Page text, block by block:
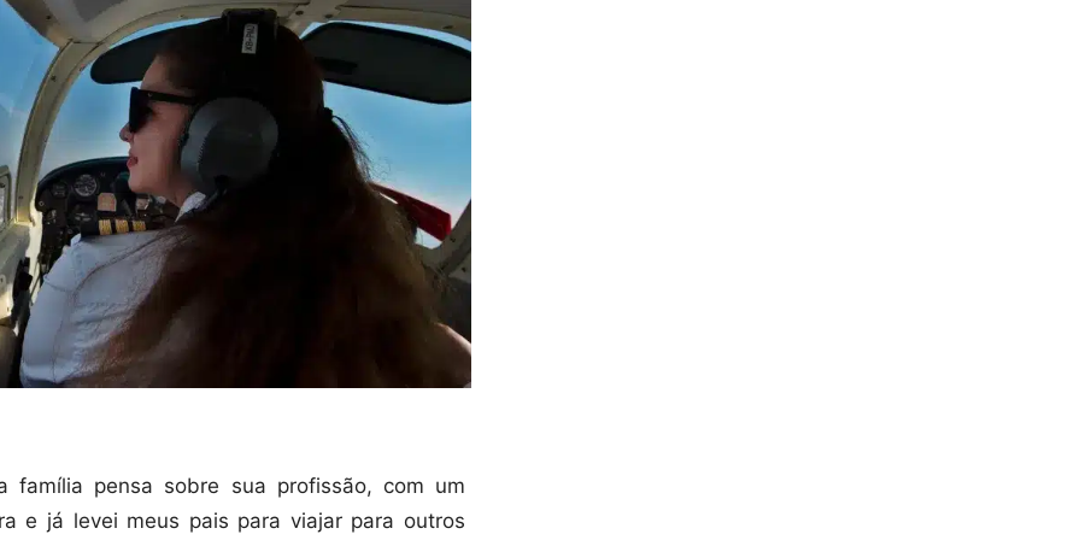
família pensa sobre sua profissão, com um
e já levei meus pais para viajar para outros